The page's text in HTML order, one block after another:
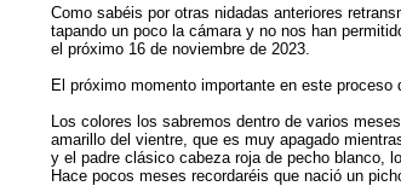
Como sabéis por otras nidadas anteriores
tapando un poco la cámara y no nos han
el próximo 16 de noviembre de 2023.
El próximo momento importante en este
Los colores los sabremos dentro de varios
amarillo del vientre, que es muy apagado
y el padre clásico cabeza roja de pecho blanco,
Hace pocos meses recordaréis que nació un